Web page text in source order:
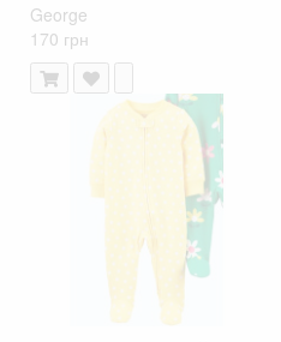
George
170 грн